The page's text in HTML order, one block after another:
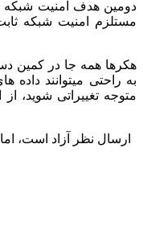
به راحتی میتوانند داده
متوجه تغییراتی
ارسال نظر آزاد است،